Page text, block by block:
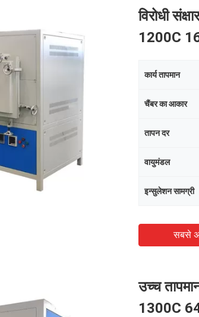
विरोधी
1200C
कार्य तापमान
चैंबर का आकार
तापन दर
वायुमंडल
इन्सुलेशन सामग्री
सबसे
उच्च
1300C